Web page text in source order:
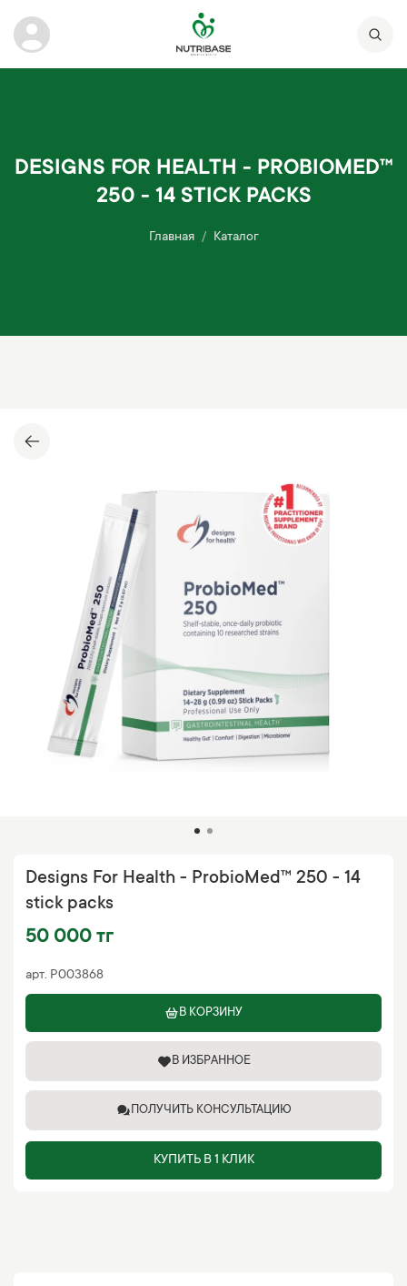
DESIGNS FOR HEALTH - PROBIOMED™
250 - 14 STICK PACKS
Главная Каталог
арт. P003868
Designs For Health - ProbioMed™ 250 - 14
stick packs
50 000 тг
В КОРЗИНУ
В ИЗБРАННОЕ
ПОЛУЧИТЬ КОНСУЛЬТАЦИЮ
КУПИТЬ В 1 КЛИК